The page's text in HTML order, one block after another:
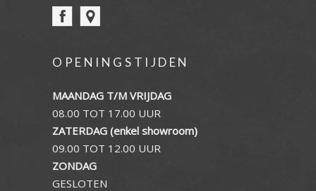
OPENINGSTIJDEN
MAANDAG T/M VRIJDAG
08.00 TOT 17.00 UUR
ZATERDAG (enkel showroom)
09.00 TOT 12.00 UUR
ZONDAG
GESLOTEN